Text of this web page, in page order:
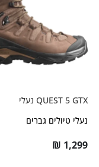
QUEST 5 GTX נעלי
נעלי טיולים גברים
₪ 1,299